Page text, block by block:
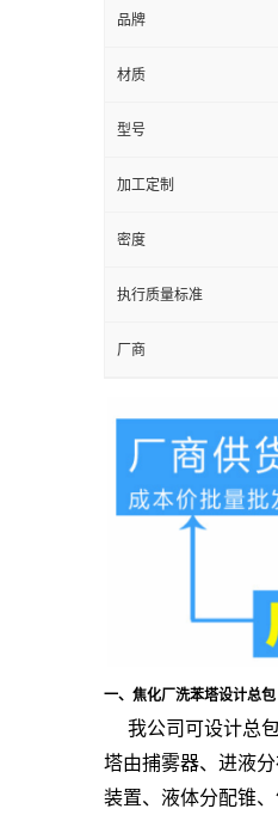
品牌
材质
型号
加工定制
密度
执行质量标准
厂商
一、焦化厂洗苯塔设计总
我公司可设计总
塔由捕雾器、进液
装置、液体分配锥